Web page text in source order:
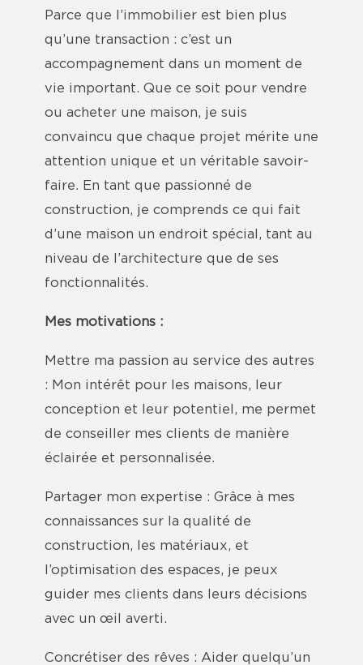
Parce que l’immobilier est bien plus
qu’une transaction : c’est un
accompagnement dans un moment de
vie important. Que ce soit pour vendre
ou acheter une maison, je suis
convaincu que chaque projet mérite une
attention unique et un véritable savoir-
faire. En tant que passionné de
construction, je comprends ce qui fait
d’une maison un endroit spécial, tant au
niveau de l’architecture que de ses
fonctionnalités.
Mes motivations :
Mettre ma passion au service des autres
: Mon intérêt pour les maisons, leur
conception et leur potentiel, me permet
de conseiller mes clients de manière
éclairée et personnalisée.
Partager mon expertise : Grâce à mes
connaissances sur la qualité de
construction, les matériaux, et
l’optimisation des espaces, je peux
guider mes clients dans leurs décisions
avec un œil averti.
Concrétiser des rêves : Aider quelqu’un